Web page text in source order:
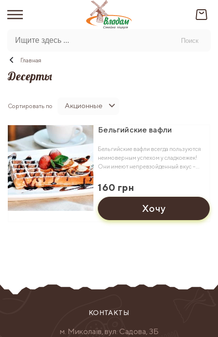
Поиск
Главная
Десерты
Сортировать по Акционные
Бельгийские вафли
Бельгийские вафли всегда пользуются
неимоверным успехом у сладкоежек!
Они имеют непревзойденный вкус –
сезонными ягодами или фруктами и
топпингом. Вес: 210 грамм
160 грн
Хочу
КОНТАКТЫ
м. Миколаїв, вул. Садова, 3Б